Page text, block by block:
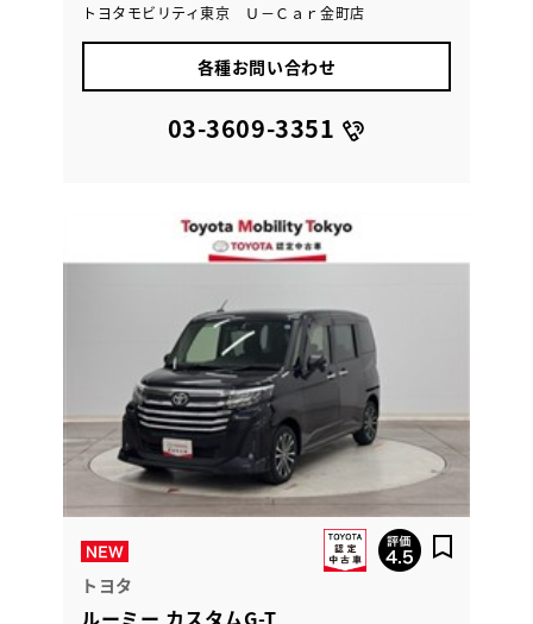
トヨタモビリティ東京 Ｕ－Ｃａｒ金町店
各種お問い合わせ
03-3609-3351
トヨタ
ルーミー カスタムG-T